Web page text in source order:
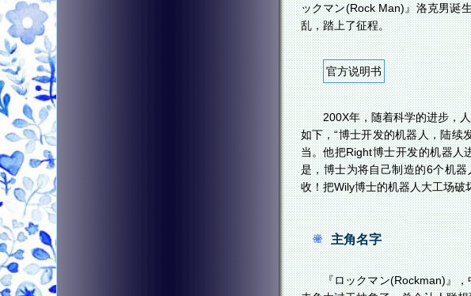
ックマン(Rock Man)』洛克男诞
乱，踏上了征程。
官方说明书
200X年，随着科学的进步，
如下，“博士开发的机器人，陆续
当。他把Right博士开发的机器人
是，博士为将自己制造的6个机
收！把Wily博士的机器人大工场破
主角名字
『ロックマン(Rockman)』